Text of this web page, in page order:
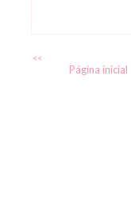
<<
Página inicial